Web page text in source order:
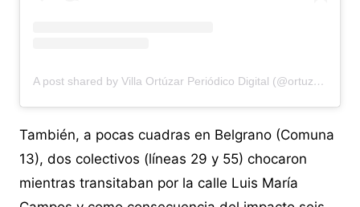
A post shared by Villa Ortúzar Periódico Digital (@ortuzarnoticias)
También, a pocas cuadras en Belgrano (Comuna
13), dos colectivos (líneas 29 y 55) chocaron
mientras transitaban por la calle Luis María